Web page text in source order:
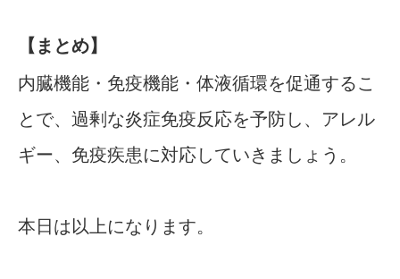
【まとめ】
内臓機能・免疫機能・体液循環を促通するこ
とで、過剰な炎症免疫反応を予防し、アレル
ギー、免疫疾患に対応していきましょう。
本日は以上になります。